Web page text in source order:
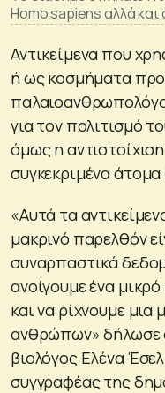
Homo sapiens αλλά
Αντικείμενα που
ή ως κοσμήματα
για τον πολιτισμό
όμως η
συγκεκριμένα
«Αυτά τα
μακρινό παρελθόν
συναρπαστικά
ανοίγουμε ένα
και να ρίχνουμε
ανθρώπων» δήλωσε
βιολόγος Ελένα
συγγραφέας της